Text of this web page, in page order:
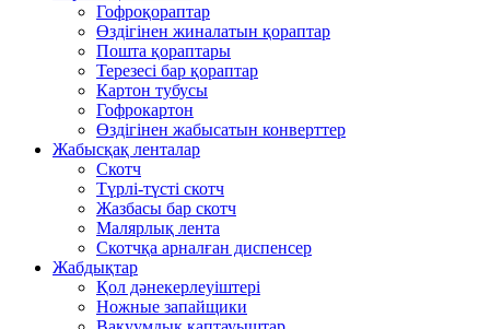
Гофроқораптар
Өздігінен жиналатын қораптар
Пошта қораптары
Терезесі бар қораптар
Картон тубусы
Гофрокартон
Өздігінен жабысатын конверттер
Жабысқақ ленталар
Скотч
Түрлі-түсті скотч
Жазбасы бар скотч
Малярлық лента
Скотчқа арналған диспенсер
Жабдықтар
Қол дәнекерлеуіштері
Ножные запайщики